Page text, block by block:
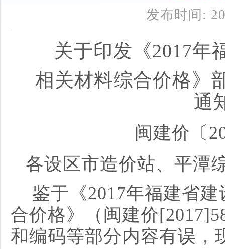
发布时间:
关于印发《2017年
相关材料综合价格》
通
闽建价〔
各设区市造价站、平潭
鉴于《2017年福建省建
合价格》
（闽建价
和编码等部分内容有误，